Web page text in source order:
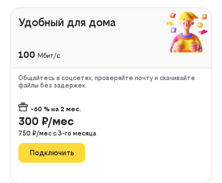
Удобный для дома
100 Мбит/с
Общайтесь в соцсетях, проверяйте почту и скачивайте
файлы без задержек
-60 % на 2 мес.
300 ₽/мес
750 ₽/мес с 3-го месяца
Подключить